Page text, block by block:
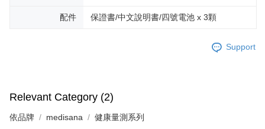
配件 保證書/中文說明書/四號電池 x 3顆
Support
Relevant Category (2)
依品牌 medisana 健康量測系列